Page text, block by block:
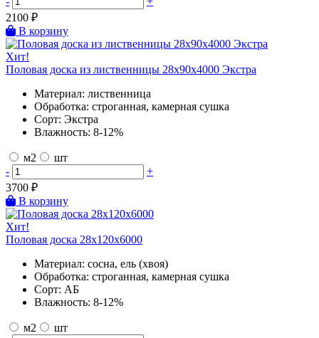
2100 ₽
В корзину
Хит!
Половая доска из лиственницы 28х90х4000 Экстра
Материал: лиственница
Обработка: строганная, камерная сушка
Сорт: Экстра
Влажность: 8-12%
м2
шт
-
+
3700 ₽
В корзину
Хит!
Половая доска 28х120х6000
Материал: сосна, ель (хвоя)
Обработка: строганная, камерная сушка
Сорт: АБ
Влажность: 8-12%
м2
шт